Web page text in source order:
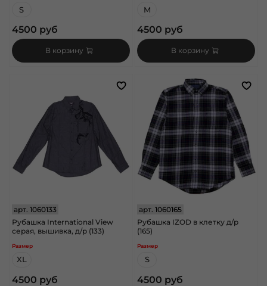
S
4500 руб
В корзину
M
4500 руб
В корзину
арт. 1060133
Рубашка International View
серая, вышивка, д/р (133)
Размер
XL
4500 руб
арт.1060165
Рубашка IZOD в клетку д/р
(165)
Размер
S
4500 руб